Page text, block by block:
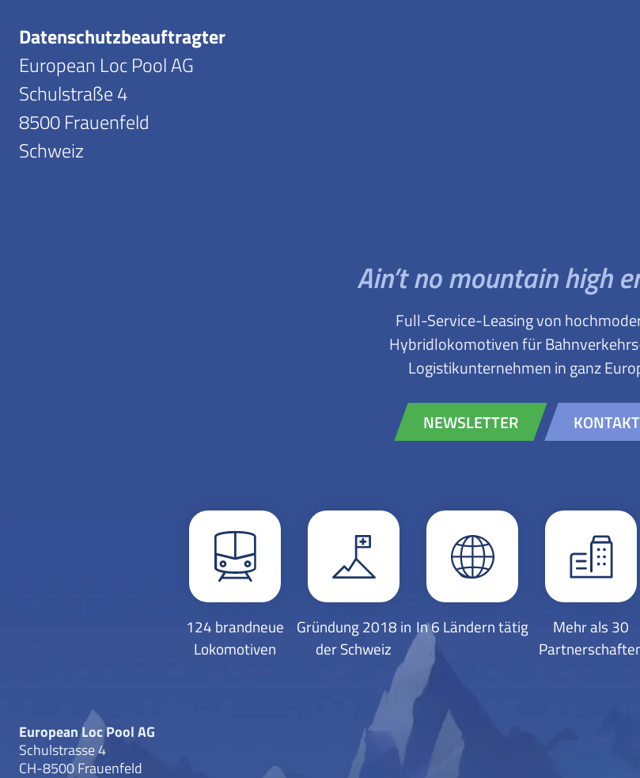
Datenschutzbeauftragter
European Loc Pool AG
Schulstraße 4
8500 Frauenfeld
Schweiz
Ain’t no mountain high
Full-Service-Leasing von
Hybridlokomotiven für
Logistikunternehmen in ganz
NEWSLETTER KONTAKT
124 brandneue
Lokomotiven
Gründung 2018 in
der Schweiz
In 6 Ländern tätig
Mehr als 30
European Loc Pool AG
Schulstrasse 4
CH-8500 Frauenfeld